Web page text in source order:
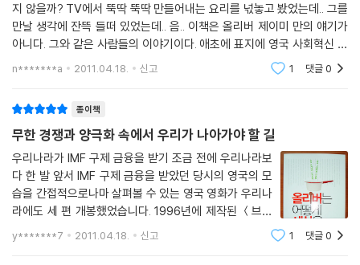
사회적 기업을 위한 공간 CAN
윤리적 부동산 업자 에티컬 프로퍼티
비영리 단체가 가장 아쉬워하는 것을 주다, 컨설팅 회사 망고
워크와 파트너십을 형성한다. 이 단체들에 자금을 지원하는 것이 NESTA
의 주된 일이다. 그러나 돈만 주고 마는 게 아니다. 늘 함께 논의하
고 검토하고 평가한다. 상위 기관뿐 아니라 지역 사회에서 일하는 작은 단
체들도 중요한 동반자로 생각한다. 더 중요한 것은 이 단체들과 협력해 제
1
UKSIF의 핵심 활동은 회원들의 네트워크를 구성하고, 일반 대중과 여론
주도층을 교육하며, 지속 가능하고 사회적 책임을 부담하는 투자와 재정을
위한 프로젝트를 추진하는 것이다. 우리나라의 일반 투자 회사나 투자자들
이라면 모두 도망갈 이야기다. 우리나라에서 이런 주장을 한다면 투자를
꺼리는 사람이 많을 거라는 이야기다. 그러나 영국은 그렇지 않다. 현재 운
영하고 있는 사회 책임 투자 규모는 10억 달러 정도라고 한다. 불경기 이후
문제를 해결하기도 하며, 다양한 사회적 기업과 시민단체가 탄생할 수 있
게 도와주는 구실도 한다. 사회혁신의 싹을 틔우는 인큐베이터인 셈이다.
박원순은 이런 큰 단체의 지원을 받아 꾸준히 생겨나고 있는 사회적 기업
과 지역 사회의 실천에도 주목한다. 영국 생수 산업 4위에 오른 친환경 생
못지않게 큰 규모의 사회적 기업도 있지만, 대부분의 사회적 기업은 주로
지역 사회에 기반을 두고 자기가 사는 지역의 문제를 직접 해결하는 형태
의 활동을 하고 있다. 동네 주민들이 함께 예술 활동을 하며 노인 세대와 어
린이들이 어울릴 기회를 만들어주는 매직 미, 노숙인 자립의 기회를 마련
하는 트리니티, 시민들 스스로 자기 동네의 도로나 시설에 생긴 문제를 공
공기관에 신고해 수리하는 픽스 마이 스트리트 같은 단체는 지역 사회 기
반의 사회적 기업들이다. 그리고 이런 수많은 소박한 상상력이 모여 영국
사회를 바꾸는 힘이 되고 있다.
지 않을까? TV에서 뚝딱 뚝딱 만들어내는 요리를 넋놓고 봤었는데.. 그를
만날 생각에 잔뜩 들떠 있었는데.. 음.. 이책은 올리버 제이미 만의 얘기가
아니다. 그와 같은 사람들의 이야기이다. 애초에 표지에 영국 사회혁신 리
포트라는 말을 유심히 봤더라면 좋았을텐데.. 그걸 놓쳤다. 그러고보니 정
n*******a 2011.04.18. 신고 1 댓글0
종이책
무한 경쟁과 양극화 속에서 우리가 나아가야 할 길
우리나라가 IMF 구제 금융을 받기 조금 전에 우리나라보
다 한 발 앞서 IMF 구제 금융을 받았던 당시의 영국의 모
습을 간접적으로나마 살펴볼 수 있는 영국 영화가 우리나
라에도 세 편 개봉했었습니다. 1996년에 제작된 ＜브래
스트 오프＞는 표면적으로는 음악 영화였고, 97년에 제
작된 ＜풀 몬티＞는 코메디 영화였으며, 조금 뒤인 2000
y*******7 2011.04.18. 신고 1 댓글0